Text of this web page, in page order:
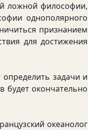
ложной философии,
однополярного
признанием
для достижения
задачи и
будет окончательно
океанолог